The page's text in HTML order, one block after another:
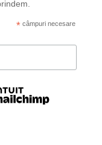
* câmpuri necesare